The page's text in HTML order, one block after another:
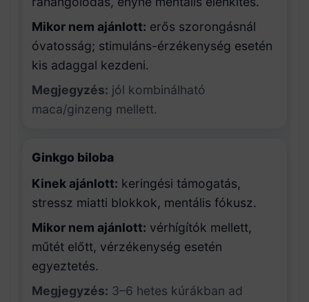
Mikor nem ajánlott: erős szorongásnál
óvatosság; stimuláns-érzékenység esetén
kis adaggal kezdeni.
Megjegyzés: jól kombinálható
maca/ginzeng mellett.
Ginkgo biloba
Kinek ajánlott: keringési támogatás,
stressz miatti blokkok, mentális fókusz.
Mikor nem ajánlott: vérhígítók mellett,
műtét előtt, vérzékenység esetén
egyeztetés.
Megjegyzés: 3–6 hetes kúrákban ad